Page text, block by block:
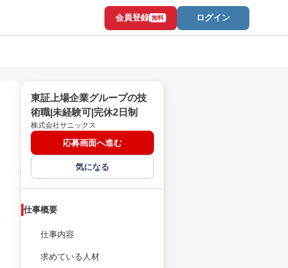
会員登録 無料 ログイン
東証上場企業グループの技
術職|未経験可|完休2日制
株式会社サニックス
応募画面へ進む
気になる
仕事概要
仕事内容
求めている人材